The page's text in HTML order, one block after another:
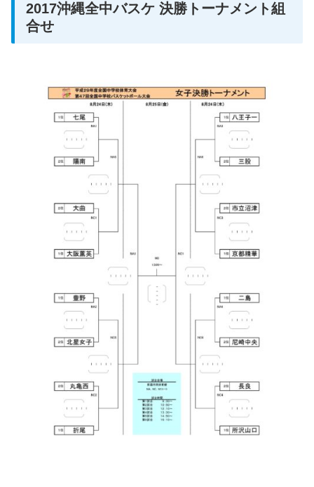
2017沖縄全中バスケ 決勝トーナメント組
合せ